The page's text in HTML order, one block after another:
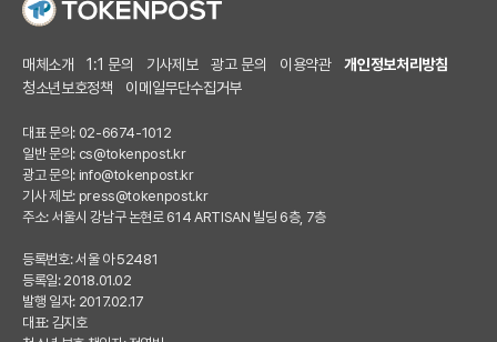
매체소개 1:1 문의 기사제보 광고 문의 이용약관
개인정보처리방침
청소년보호정책
이메일무단수집거부
대표 문의: 02-6674-1012
일반 문의: cs@tokenpost.kr
광고 문의: info@tokenpost.kr
기사 제보: press@tokenpost.kr
주소: 서울시 강남구 논현로 614 ARTISAN 빌딩 6층, 7층
등록번호: 서울 아 52481
등록일: 2018.01.02
발행 일자: 2017.02.17
대표: 김지호